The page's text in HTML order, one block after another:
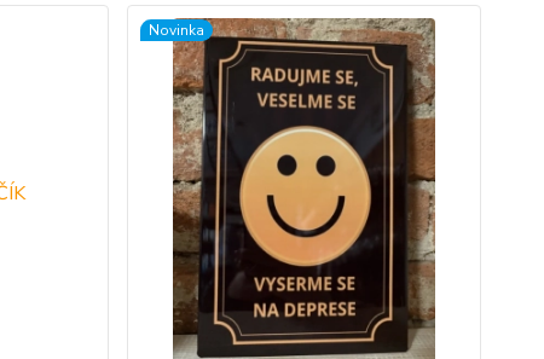
Novinka